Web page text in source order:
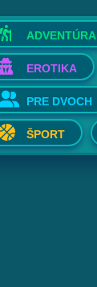
ADVENTÚRA
EROTIKA
PRE DVOCH
ŠPORT